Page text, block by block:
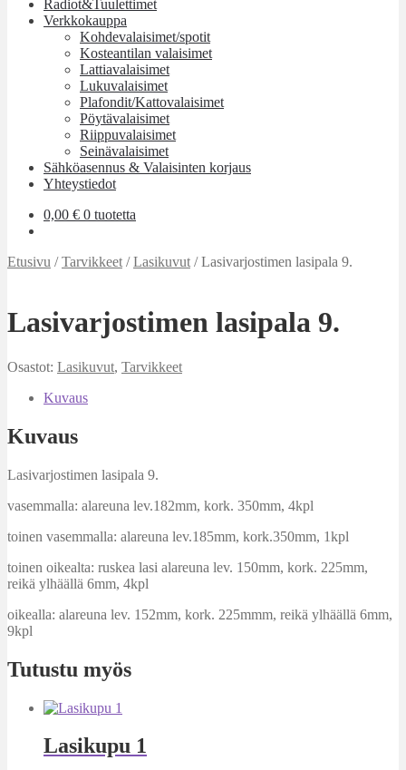
Radiot&Tuulettimet
Verkkokauppa
Kohdevalaisimet/spotit
Kosteantilan valaisimet
Lattiavalaisimet
Lukuvalaisimet
Plafondit/Kattovalaisimet
Pöytävalaisimet
Riippuvalaisimet
Seinävalaisimet
Sähköasennus & Valaisinten korjaus
Yhteystiedot
0,00 € 0 tuotetta
Etusivu /Tarvikkeet /Lasikuvut /Lasivarjostimen lasipala 9.
Lasivarjostimen lasipala 9.
Osastot: Lasikuvut, Tarvikkeet
Kuvaus
Kuvaus
Lasivarjostimen lasipala 9.
vasemmalla: alareuna lev.182mm, kork. 350mm, 4kpl
toinen vasemmalla: alareuna lev.185mm, kork.350mm, 1kpl
toinen oikealta: ruskea lasi alareuna lev. 150mm, kork. 225mm,
reikä ylhäällä 6mm, 4kpl
oikealla: alareuna lev. 152mm, kork. 225mmm, reikä ylhäällä 6mm,
9kpl
Tutustu myös
Lasikupu 1